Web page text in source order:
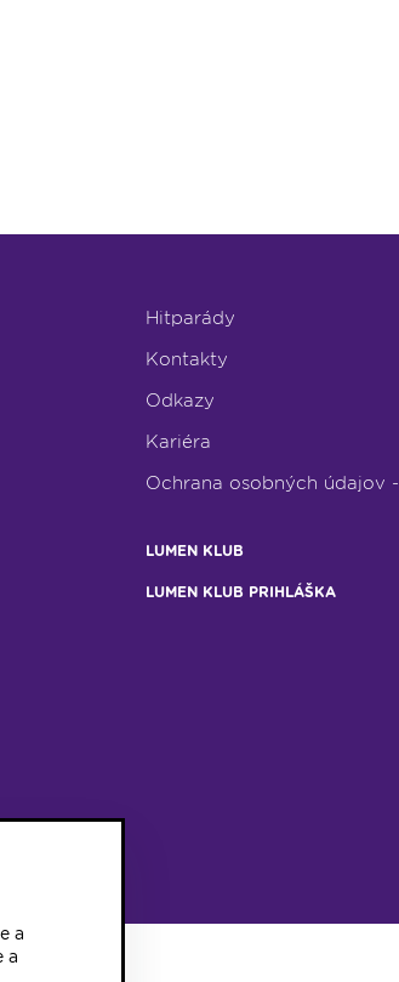
Hitparády
Kontakty
Odkazy
Kariéra
Ochrana osobných údajov
LUMEN KLUB
LUMEN KLUB PRIHLÁŠKA
a
a